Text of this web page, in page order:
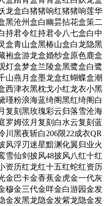
龙盒白猪猪响红猪猪响莲华
黑沧州盒白幽昙拈花盒策二
持君令红持君令八七盒白中
盒青山盒黑椿山盒白龙隐黑
袍盒游龙盒婚纱盒原色鹿盒
灯盒梦盒兰陵盒黑鹭盒白鹭
山燕月盒墨龙盒红蝴蝶盒潮
西津衣黑枕戈小红龙衣小黑
瑾粉浪海蓝绮阁黑红绮阁白
复刻黑玫瑰彩云归落雪沧海
罗姆弦月复刻白水云复刻蓝
川黑夜斩白206限22成衣QR
风浮刃迷星黯渊化翼归业火
雪仙剑披风48披风八红十红
资历红龙红十五红蛇红资历
金巴卡金香蕉金虎金一代灰
穆金三代金咩金白游园金发
金发黑龙隐金发紫龙隐金发